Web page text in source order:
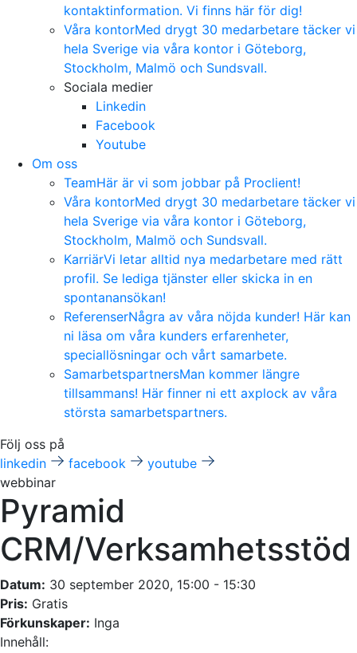
kontaktinformation. Vi finns här för dig!
Våra kontorMed drygt 30 medarbetare täcker vi
hela Sverige via våra kontor i Göteborg,
Stockholm, Malmö och Sundsvall.
Sociala medier
Linkedin
Facebook
Youtube
Om oss
TeamHär är vi som jobbar på Proclient!
Våra kontorMed drygt 30 medarbetare täcker vi
hela Sverige via våra kontor i Göteborg,
Stockholm, Malmö och Sundsvall.
KarriärVi letar alltid nya medarbetare med rätt
profil. Se lediga tjänster eller skicka in en
spontanansökan!
ReferenserNågra av våra nöjda kunder! Här kan
ni läsa om våra kunders erfarenheter,
speciallösningar och vårt samarbete.
SamarbetspartnersMan kommer längre
tillsammans! Här finner ni ett axplock av våra
största samarbetspartners.
Följ oss på
linkedin
facebook
youtube
webbinar
Pyramid
CRM/Verksamhetsstöd
Datum: 30 september 2020, 15:00 - 15:30
Pris: Gratis
Förkunskaper: Inga
Innehåll: